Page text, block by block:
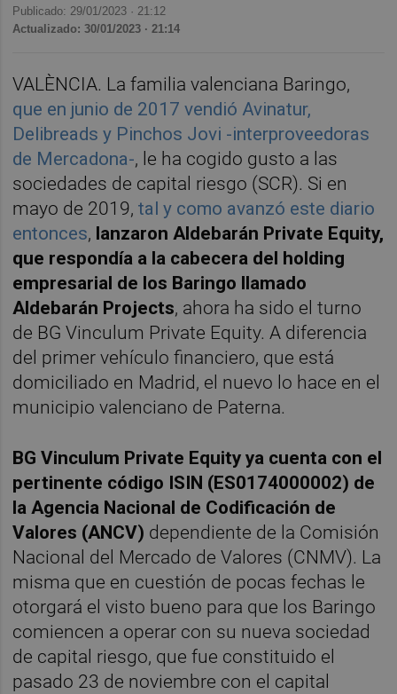
Publicado: 29/01/2023 · 21:12
Actualizado: 30/01/2023 · 21:14
VALÈNCIA. La familia valenciana Baringo,
que en junio de 2017 vendió Avinatur,
Delibreads y Pinchos Jovi -interproveedoras
de Mercadona-, le ha cogido gusto a las
sociedades de capital riesgo (SCR). Si en
mayo de 2019,tal y como avanzó este diario
entonces, lanzaron Aldebarán Private Equity,
que respondía a la cabecera del holding
empresarial de los Baringo llamado
Aldebarán Projects, ahora ha sido el turno
de BG Vinculum Private Equity. A diferencia
del primer vehículo financiero, que está
domiciliado en Madrid, el nuevo lo hace en el
municipio valenciano de Paterna.
BG Vinculum Private Equity ya cuenta con el
pertinente código ISIN (ES0174000002) de
la Agencia Nacional de Codificación de
Valores (ANCV) dependiente de la Comisión
Nacional del Mercado de Valores (CNMV). La
misma que en cuestión de pocas fechas le
otorgará el visto bueno para que los Baringo
comiencen a operar con su nueva sociedad
de capital riesgo, que fue constituido el
pasado 23 de noviembre con el capital